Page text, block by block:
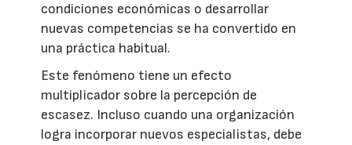
condiciones económicas o desarrollar
nuevas competencias se ha convertido en
una práctica habitual.
Este fenómeno tiene un efecto
multiplicador sobre la percepción de
escasez. Incluso cuando una organización
logra incorporar nuevos especialistas, debe